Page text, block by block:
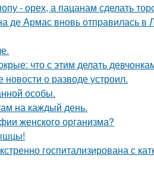
- орех, а пацанам сделать торс
де Армас вновь отправилась в
что с этим делать
о разводе устроил.
особы.
на каждый день.
женского организма?
госпитализирована с